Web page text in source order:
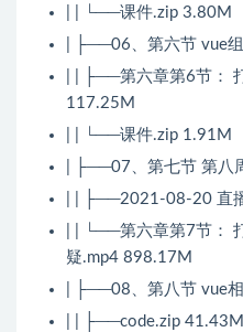
| | └──课件.zip 3.80M
| ├──06、第六节 vue
| | ├──第六章第6节：
117.25M
| | └──课件.zip 1.91M
| ├──07、第七节 第八
| | ├──2021-08-20 直
| | └──第六章第7节：
疑.mp4 898.17M
| ├──08、第八节 vue
| | ├──code.zip 41.43M